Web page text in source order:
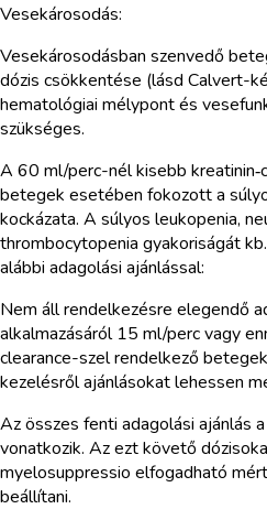
Vesekárosodás:
Vesekárosodásban szenvedő
dózis csökkentése (lásd Calvert-
hematológiai mélypont és
szükséges.
A 60 ml/perc-nél kisebb
betegek esetében fokozott a
kockázata. A súlyos leukopenia,
thrombocytopenia gyakoriságát
alábbi adagolási ajánlással:
Nem áll rendelkezésre elegendő
alkalmazásáról 15 ml/perc vagy
clearance-szel rendelkező
kezelésről ajánlásokat lehessen
Az összes fenti adagolási ajánlás
vonatkozik. Az ezt követő
myelosuppressio elfogadható
beállítani.